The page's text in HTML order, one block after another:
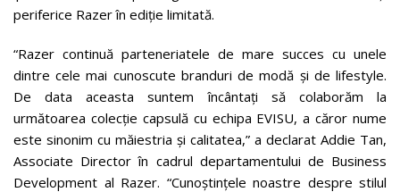
periferice Razer în ediție limitată.
“Razer continuă parteneriatele de mare succes cu unele
dintre cele mai cunoscute branduri de modă și de lifestyle.
De data aceasta suntem încântați să colaborăm la
următoarea colecție capsulă cu echipa EVISU, a căror nume
este sinonim cu măiestria și calitatea,” a declarat Addie Tan,
Associate Director în cadrul departamentului de Business
Development al Razer. “Cunoștințele noastre despre stilul